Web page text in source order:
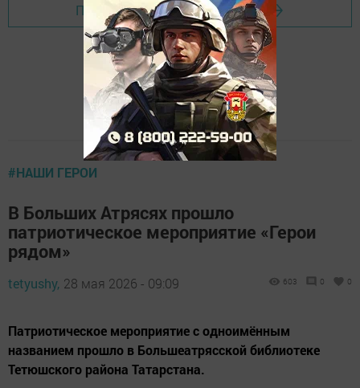
Перейти на страницу новости
#НАШИ ГЕРОИ
В Больших Атрясях прошло
патриотическое мероприятие «Герои
рядом»
tetyushy, 28 мая 2026 - 09:09 603 0 0
Патриотическое мероприятие с одноимённым
названием прошло в Большеатрясской библиотеке
Тетюшского района Татарстана.